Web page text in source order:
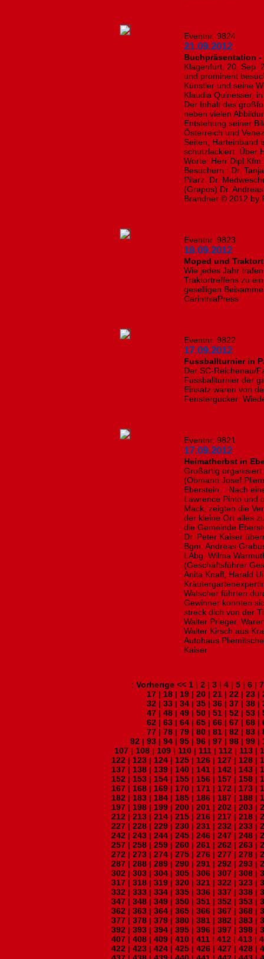
Eventnr. 9824
21.09.2012
Buchpräsentation -
Klagenfurt, 20. Sep.
und prominent
Künstler und seine
Klaudia Quinesser,
Der Inhalt des
neben vielen
Entstehung seiner
Österreich und
Seiten, Harteinband
schutzlackiert. Über
Worte: Herr
Besuchern : Dr.
Pilarz. Dr.
(Grapos) Dr.
Brandner © 2012 by
Eventnr. 9823
18.09.2012
Moped und
Wie jedes Jahr
Traktortreffens zu
geselligen
CarinthiaPress
Eventnr. 9822
17.09.2012
Fussballturnier in
Der SC-Reichenau/
Fussballturnier der
Einsatz waren von
Fenstergucker:
Eventnr. 9821
17.09.2012
Heimatherbst in
Großartig
(Obmann Josef
Eberstein. Nach
Lawrence Pinto und
Mack, zeigten die
der kleine Ort alles
die Gemeinde
Dr. Peter Kaiser
Bgm. Andreas
LAbg. Wilma
(Geschäftsführer
Anita Knafl, Harald
Watscher führten
Gewinner konnten
streck dich von der
Walter Prieger,
Walter Kirsch aus
Autohaus
Kaiser
: Vorherige << 1 | 2 | 3 | 4 | 5 | 6 | 7
17 | 18 | 19 | 20 | 21 | 22 | 23 |
32 | 33 | 34 | 35 | 36 | 37 | 38 |
47 | 48 | 49 | 50 | 51 | 52 | 53 |
62 | 63 | 64 | 65 | 66 | 67 | 68 |
77 | 78 | 79 | 80 | 81 | 82 | 83 |
92 | 93 | 94 | 95 | 96 | 97 | 98 | 99 |
107 | 108 | 109 | 110 | 111 | 112 | 113 |
122 | 123 | 124 | 125 | 126 | 127 | 128 |
137 | 138 | 139 | 140 | 141 | 142 | 143 |
152 | 153 | 154 | 155 | 156 | 157 | 158 |
167 | 168 | 169 | 170 | 171 | 172 | 173 |
182 | 183 | 184 | 185 | 186 | 187 | 188 |
197 | 198 | 199 |200 |201 |202 |203 |
212 | 213 | 214 | 215 | 216 | 217 | 218 |
227 | 228 | 229 | 230 | 231 | 232 | 233 |
242 | 243 | 244 | 245 | 246 | 247 | 248 |
257 | 258 | 259 | 260 | 261 | 262 | 263 |
272 | 273 | 274 | 275 | 276 | 277 | 278 |
287 | 288 | 289 | 290 | 291 | 292 | 293 |
302 |303 |304 |305 |306 |307 |308 |
317 | 318 | 319 | 320 | 321 | 322 | 323 |
332 | 333 | 334 | 335 | 336 | 337 | 338 |
347 | 348 | 349 | 350 | 351 | 352 | 353 |
362 | 363 | 364 | 365 | 366 | 367 | 368 |
377 | 378 | 379 | 380 | 381 | 382 | 383 |
392 | 393 | 394 | 395 | 396 | 397 | 398 |
407 |408 |409 |410 |411 |412 |413 |
422 | 423 | 424 | 425 | 426 | 427 | 428 |